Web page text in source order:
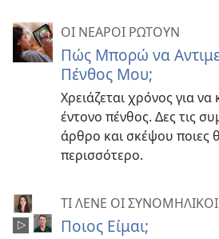
ΟΙ ΝΕΑΡΟΙ ΡΩΤΟΥΝ
Πώς Μπορώ να
Πένθος Μου;
Χρειάζεται χρόνος για να
έντονο πένθος. Δες τις
άρθρο και σκέψου ποιες
περισσότερο.
ΤΙ ΛΕΝΕ ΟΙ
Ποιος Είμαι;